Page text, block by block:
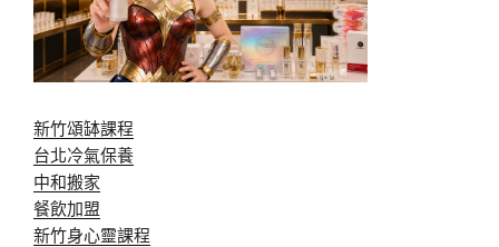
新竹頌缽課程
台北冷氣保養
中和搬家
餐飲加盟
新竹身心靈課程